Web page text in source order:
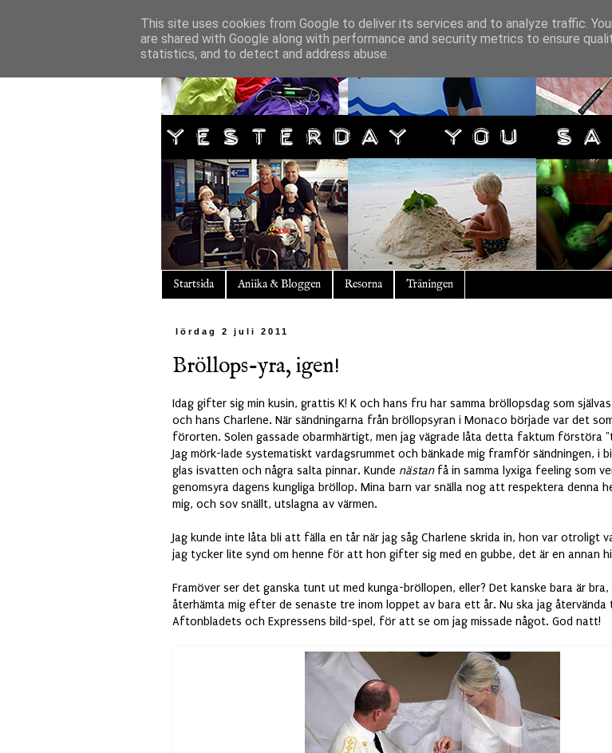
Startsida Aniika & Bloggen Resorna Träningen
lördag 2 juli 2011
Bröllops-yra, igen!
Idag gifter sig min kusin, grattis K! K och hans fru har samma bröllopsdag som
och hans Charlene. När sändningarna från bröllopsyran i Monaco började var det
förorten. Solen gassade obarmhärtigt, men jag vägrade låta detta faktum förstöra
Jag mörk-lade systematiskt vardagsrummet och bänkade mig framför sändningen, i
glas isvatten och några salta pinnar. Kunde nästanfå in samma lyxiga feeling som
genomsyra dagens kungliga bröllop. Mina barn var snälla nog att respektera denna
mig, och sov snällt, utslagna av värmen.
Jag kunde inte låta bli att fälla en tår när jag såg Charlene skrida in, hon var otroligt
jag tycker lite synd om henne för att hon gifter sig med en gubbe, det är en annan
Framöver ser det ganska tunt ut med kunga-bröllopen, eller? Det kanske bara är
återhämta mig efter de senaste tre inom loppet av bara ett år. Nu ska jag återvända
Aftonbladets och Expressens bild-spel, för att se om jag missade något. God natt!
This site uses cookies from Google to deliver its services and to analyze traffic.
are shared with Google along with performance and security metrics to ensure
statistics, and to detect and address abuse.